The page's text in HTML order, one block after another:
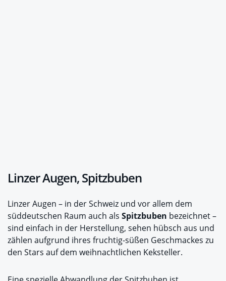
Linzer Augen, Spitzbuben
Linzer Augen – in der Schweiz und vor allem dem
süddeutschen Raum auch als Spitzbuben bezeichnet –
sind einfach in der Herstellung, sehen hübsch aus und
zählen aufgrund ihres fruchtig-süßen Geschmackes zu
den Stars auf dem weihnachtlichen Keksteller.